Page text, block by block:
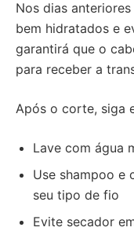
Nos dias
bem hidratados e
garantirá que o
para receber a
Após o corte, siga
Lave com água
Use shampoo e
seu tipo de fio
Evite secador